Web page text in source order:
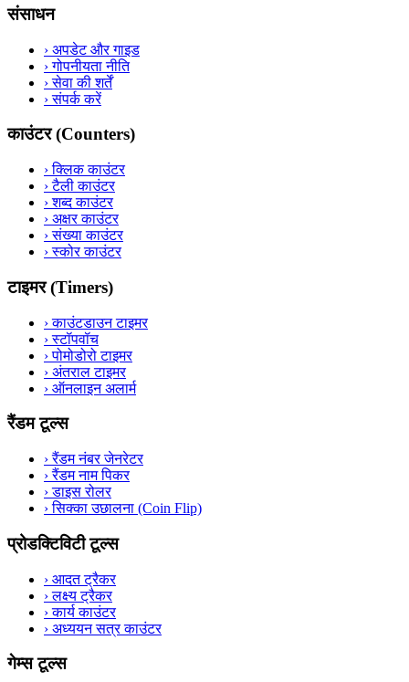
संसाधन
› अपडेट और गाइड
›गोपनीयता नीति
›सेवा की शर्तें
›संपर्क करें
काउंटर (Counters)
›क्लिक काउंटर
›टैली काउंटर
›शब्द काउंटर
› अक्षर काउंटर
›संख्या काउंटर
›स्कोर काउंटर
टाइमर (Timers)
›काउंटडाउन टाइमर
›स्टॉपवॉच
›पोमोडोरो टाइमर
› अंतराल टाइमर
› ऑनलाइन अलार्म
रैंडम टूल्स
›रैंडम नंबर जेनरेटर
›रैंडम नाम पिकर
›डाइस रोलर
›सिक्का उछालना (Coin Flip)
प्रोडक्टिविटी टूल्स
› आदत ट्रैकर
›लक्ष्य ट्रैकर
›कार्य काउंटर
› अध्ययन सत्र काउंटर
गेम्स टूल्स